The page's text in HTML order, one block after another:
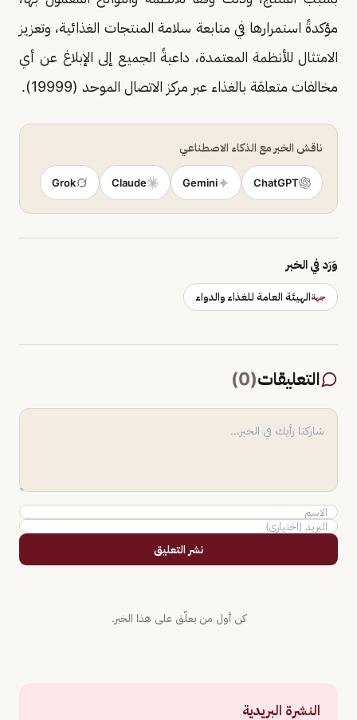
مؤكدةً استمرارها في متابعة سلامة المنتجات الغذائية، وتعزيز
الامتثال للأنظمة المعتمدة، داعيةً الجميع إلى الإبلاغ عن أي
مخالفات متعلقة بالغذاء عبر مركز الاتصال الموحد (19999).
ناقش الخبر مع الذكاء الاصطناعي
ChatGPT
Gemini
Claude
Grok
وَرَد في الخبر
جهةالهيئة العامة للغذاء والدواء
التعليقات(
0
)
نشر التعليق
كن أول من يعلّق على هذا الخبر.
النشرة البريدية